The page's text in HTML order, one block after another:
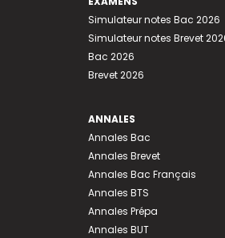
Simulateur notes Bac 2026
Simulateur notes Brevet
Bac 2026
Brevet 2026
ANNALES
Annales Bac
Annales Brevet
Annales Bac Français
Annales BTS
Annales Prépa
Annales BUT